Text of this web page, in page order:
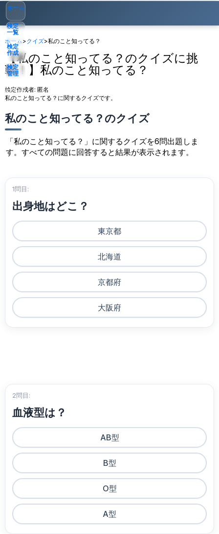
ホーム
検定
一覧
検定
作成
検定
管理
ゲスト▾
ホーム>クイズ>私のこと知ってる？
【私のこと知ってる？のクイズに挑
戦！】私のこと知ってる？
検定作成者: 匿名
私のこと知ってる？に関するクイズです。
私のこと知ってる？のクイズ
「私のこと知ってる？」に関するクイズを6問出題しま
す。すべての問題に回答すると結果が表示されます。
1問目:
出身地はどこ？
東京都
北海道
京都府
大阪府
2問目:
血液型は？
AB型
B型
O型
A型